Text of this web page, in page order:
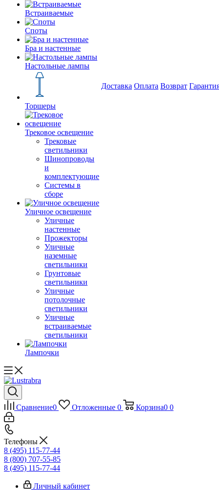
Встраиваемые
Споты
Бра и настенные
Настольные лампы
Торшеры
Трековое освещение
Трековые
светильники
Шинопроводы
и
комплектующие
Системы в
сборе
Уличное освещение
Уличные
настенные
Прожекторы
Уличные
наземные
светильники
Грунтовые
светильники
Уличные
потолочные
светильники
Уличные
встраиваемые
светильники
Лампочки
Доставка Оплата Возврат
Сравнение0 Отложенные 0 Корзина0 0
Телефоны
8 (495) 115-77-44
8 (800) 707-55-85
8 (495) 115-77-44
Личный кабинет